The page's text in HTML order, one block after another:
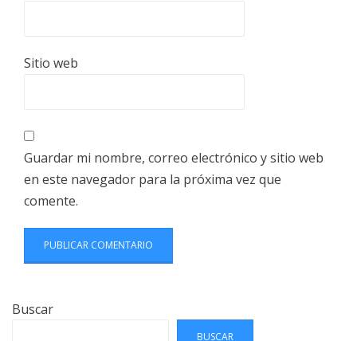
Sitio web
Guardar mi nombre, correo electrónico y sitio web
en este navegador para la próxima vez que
comente.
Buscar
BUSCAR